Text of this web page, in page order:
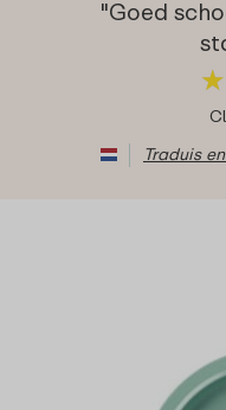
"Goed
★
★
Traduis